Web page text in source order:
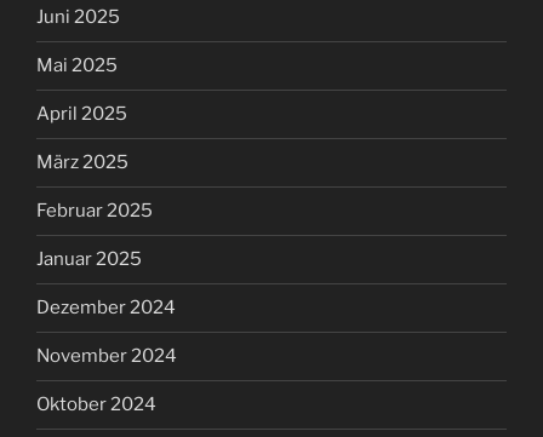
Juni 2025
Mai 2025
April 2025
März 2025
Februar 2025
Januar 2025
Dezember 2024
November 2024
Oktober 2024